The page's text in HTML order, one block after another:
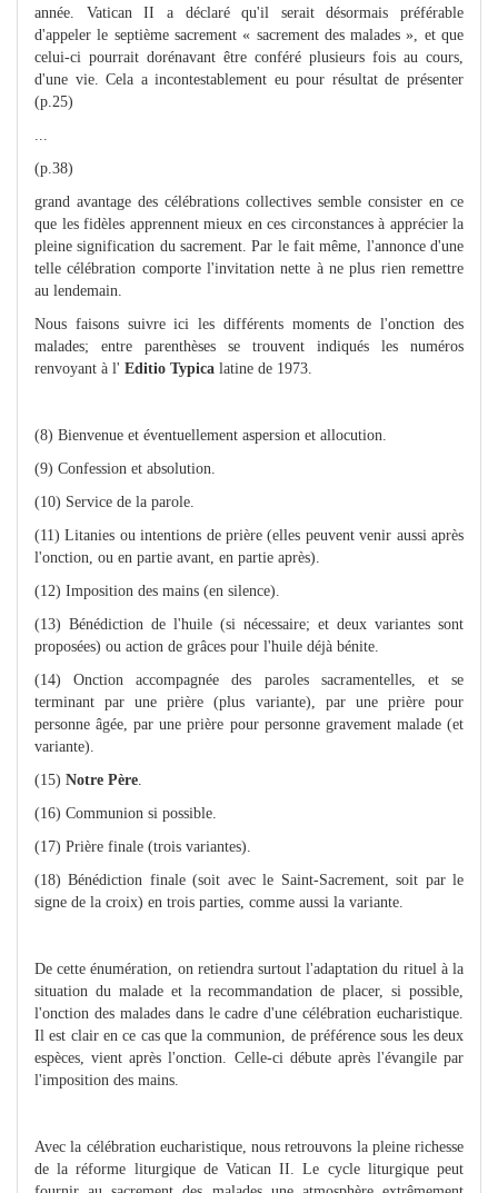
année. Vatican II a déclaré qu'il serait désormais préférable
d'appeler le septième sacrement « sacrement des malades », et que
celui-ci pourrait dorénavant être conféré plusieurs fois au cours,
d'une vie. Cela a incontestablement eu pour résultat de présenter
(p.25)
(p.38)
grand avantage des célébrations collectives semble consister en ce
que les fidèles apprennent mieux en ces circonstances à apprécier la
pleine signification du sacrement. Par le fait même, l'annonce d'une
telle célébration comporte l'invitation nette à ne plus rien remettre
au lendemain.
Nous faisons suivre ici les différents moments de l'onction des
malades; entre parenthèses se trouvent indiqués les numéros
renvoyant à l' Editio Typica latine de 1973.
(8) Bienvenue et éventuellement aspersion et allocution.
(9) Confession et absolution.
(10) Service de la parole.
(11) Litanies ou intentions de prière (elles peuvent venir aussi après
l'onction, ou en partie avant, en partie après).
(12) Imposition des mains (en silence).
(13) Bénédiction de l'huile (si nécessaire; et deux variantes sont
proposées) ou action de grâces pour l'huile déjà bénite.
(14) Onction accompagnée des paroles sacramentelles, et se
terminant par une prière (plus variante), par une prière pour
personne âgée, par une prière pour personne gravement malade (et
variante).
(15) Notre Père
(16) Communion si possible.
(17) Prière finale (trois variantes).
(18) Bénédiction finale (soit avec le Saint-Sacrement, soit par le
signe de la croix) en trois parties, comme aussi la variante.
De cette énumération, on retiendra surtout l'adaptation du rituel à la
situation du malade et la recommandation de placer, si possible,
l'onction des malades dans le cadre d'une célébration eucharistique.
Il est clair en ce cas que la communion, de préférence sous les deux
espèces, vient après l'onction. Celle-ci débute après l'évangile par
l'imposition des mains.
Avec la célébration eucharistique, nous retrouvons la pleine richesse
de la réforme liturgique de Vatican II. Le cycle liturgique peut